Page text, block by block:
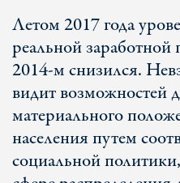
Летом 2017 года
реальной
2014-м снизился.
видит возможностей
материального
населения путем
социальной